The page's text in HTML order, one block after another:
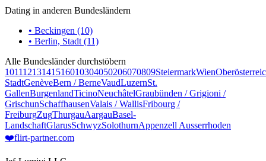
Dating in anderen Bundesländern
• Beckingen (10)
• Berlin, Stadt (11)
Alle Bundesländer durchstöbern
10111213141516010304050206070809SteiermarkWien
StadtGenèveBern / BerneVaudLuzernSt.
GallenBurgenlandTicinoNeuchâtelGraubünden / Grigioni /
GrischunSchaffhausenValais / WallisFribourg /
FreiburgZugThurgauAargauBasel-
LandschaftGlarusSchwyzSolothurnAppenzell Ausserrhoden
❤️flirt-partner.com